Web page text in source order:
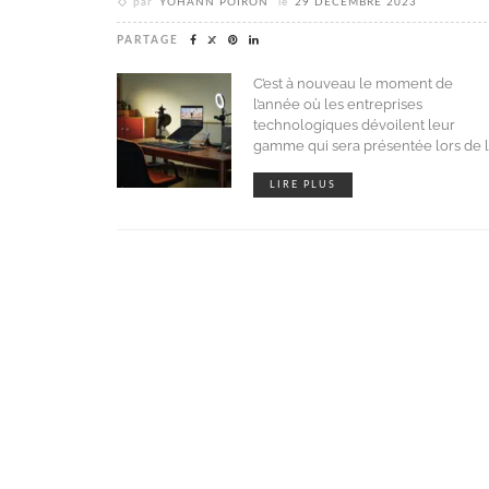
PARTAGE
C’est à nouveau le moment de
l’année où les entreprises
technologiques dévoilent leur
gamme qui sera présentée lors de
LIRE PLUS